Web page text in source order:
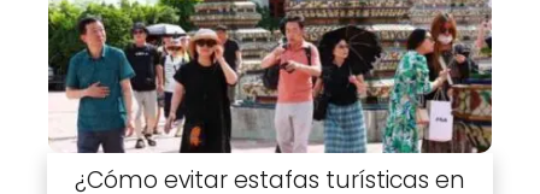
¿Cómo evitar estafas turísticas en